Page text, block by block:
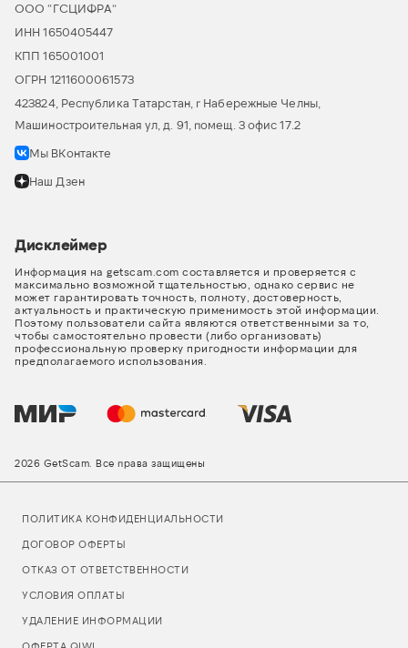
ООО “ГСЦИФРА”
ИНН 1650405447
КПП 165001001
ОГРН 1211600061573
423824, Республика Татарстан, г Набережные Челны,
Машиностроительная ул, д. 91, помещ. 3 офис 17.2
Мы ВКонтакте
Наш Дзен
Дисклеймер
Информация на getscam.com составляется и проверяется с
максимально возможной тщательностью, однако сервис не
может гарантировать точность, полноту, достоверность,
актуальность и практическую применимость этой информации.
Поэтому пользователи сайта являются ответственными за то,
чтобы самостоятельно провести (либо организовать)
профессиональную проверку пригодности информации для
предполагаемого использования.
2026 GetScam. Все права защищены
ПОЛИТИКА КОНФИДЕНЦИАЛЬНОСТИ
ДОГОВОР ОФЕРТЫ
ОТКАЗ ОТ ОТВЕТСТВЕННОСТИ
УСЛОВИЯ ОПЛАТЫ
УДАЛЕНИЕ ИНФОРМАЦИИ